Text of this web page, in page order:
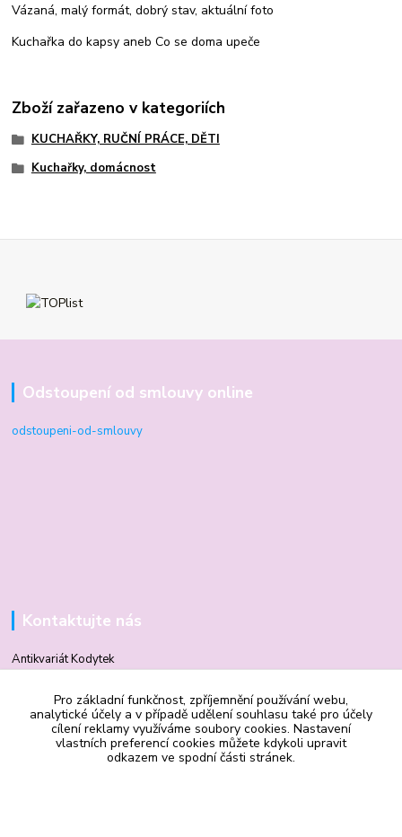
Vázaná, malý formát, dobrý stav, aktuální foto
Kuchařka do kapsy aneb Co se doma upeče
Zboží zařazeno v kategoriích
KUCHAŘKY, RUČNÍ PRÁCE, DĚTI
Kuchařky, domácnost
Odstoupení od smlouvy online
odstoupeni-od-smlouvy
Kontaktujte nás
Antikvariát Kodytek
Mgr. Vilma Kodytková
+420 602 506 510
Pro základní funkčnost, zpříjemnění používání webu,
analytické účely a v případě udělení souhlasu také pro účely
cílení reklamy využíváme soubory cookies. Nastavení
vlastních preferencí cookies můžete kdykoli upravit
odkazem ve spodní části stránek.